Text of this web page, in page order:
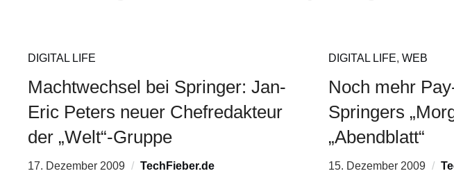
DIGITAL LIFE
Machtwechsel bei Springer: Jan-
Eric Peters neuer Chefredakteur
der „Welt“-Gruppe
17. Dezember 2009 TechFieber.de
DIGITAL LIFE, WEB
Noch mehr
Springers
„Abendblatt“
15. Dezember 2009